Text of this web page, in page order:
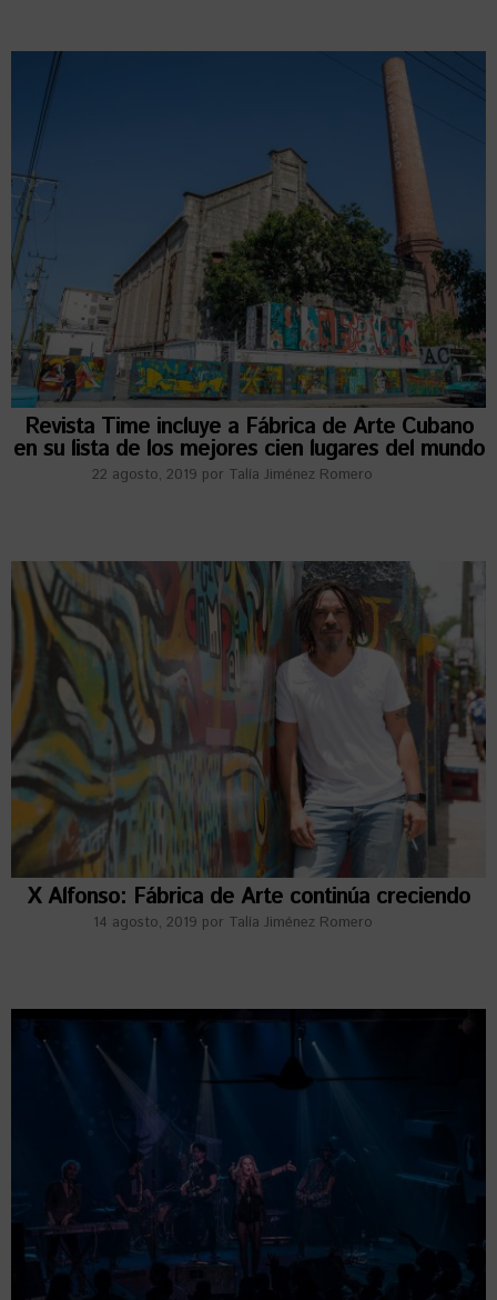
Revista Time incluye a Fábrica de Arte Cubano
en su lista de los mejores cien lugares del mundo
22 agosto, 2019 por Talía Jiménez Romero
X Alfonso: Fábrica de Arte continúa creciendo
14 agosto, 2019 por Talía Jiménez Romero